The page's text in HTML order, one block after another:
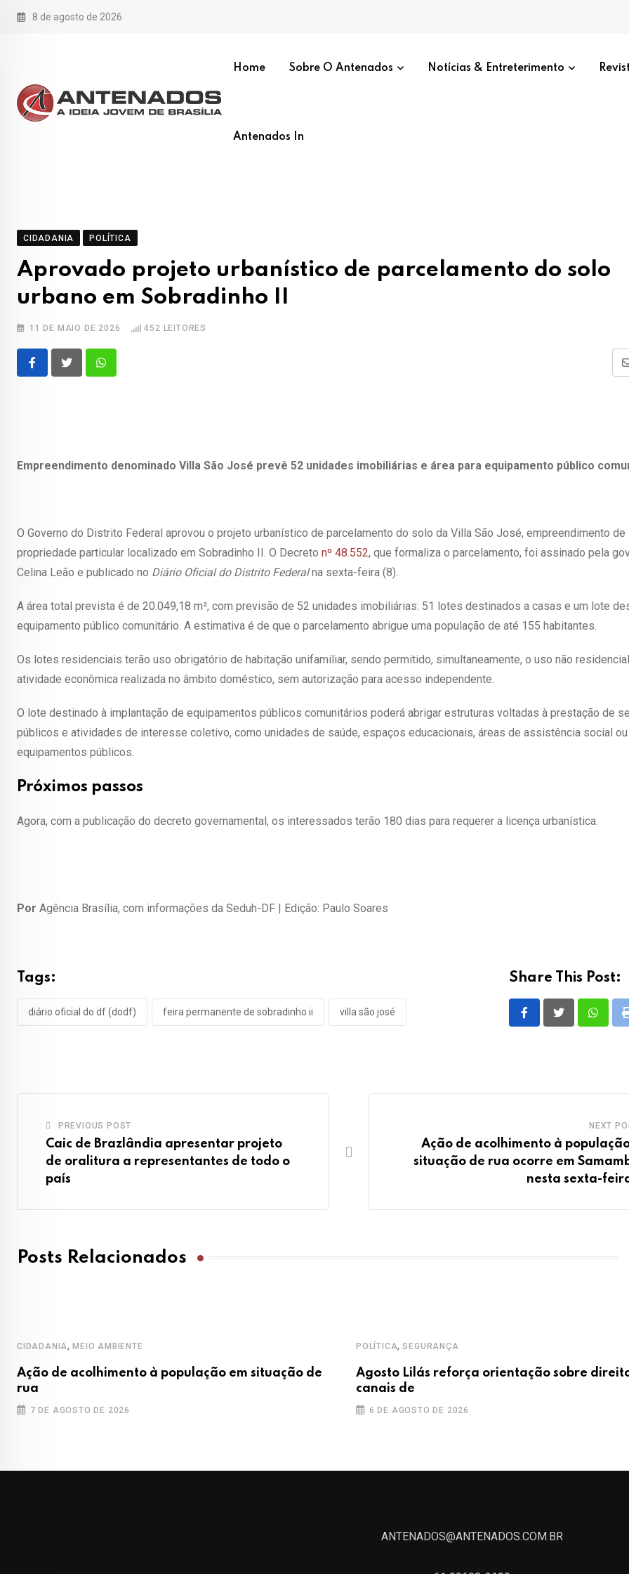
Skip
8 de agosto de 2026
Home Sobre O Antenados Notícias & Entreterimento
Antenados In
CIDADANIA POLÍTICA
Aprovado projeto urbanístico de parcelamento do solo
urbano em Sobradinho II
11 DE MAIO DE 2026 452 LEITORES
Whatsapp
Empreendimento denominado Villa São José prevê 52 unidades imobiliárias e área para equipamento público
O Governo do Distrito Federal aprovou o projeto urbanístico de parcelamento do solo da Villa São José, empreendimento de
propriedade particular localizado em Sobradinho II. O Decreto nº 48.552, que formaliza o parcelamento, foi assinado pela
Celina Leão e publicado no Diário Oficial do Distrito Federalna sexta-feira (8).
A área total prevista é de 20.049,18 m², com previsão de 52 unidades imobiliárias: 51 lotes destinados a casas e um lote
equipamento público comunitário. A estimativa é de que o parcelamento abrigue uma população de até 155 habitantes.
Os lotes residenciais terão uso obrigatório de habitação unifamiliar, sendo permitido, simultaneamente, o uso não
atividade econômica realizada no âmbito doméstico, sem autorização para acesso independente.
O lote destinado à implantação de equipamentos públicos comunitários poderá abrigar estruturas voltadas à prestação de
públicos e atividades de interesse coletivo, como unidades de saúde, espaços educacionais, áreas de assistência social
equipamentos públicos.
Próximos passos
Agora, com a publicação do decreto governamental, os interessados terão 180 dias para requerer a licença urbanística.
Por Agência Brasília, com informações da Seduh-DF | Edição: Paulo Soares
Tags:
diário oficial do df (dodf) feira permanente de sobradinho ii villa são josé
Share This Post:
PREVIOUS POST
Caic de Brazlândia apresentar projeto
de oralitura a representantes de todo o
país
NEXT
Ação de acolhimento à
situação de rua ocorre em
nesta sexta-
Posts Relacionados
CIDADANIA,MEIO AMBIENTE
Ação de acolhimento à população em situação de
rua
7 DE AGOSTO DE 2026
POLÍTICA,SEGURANÇA
Agosto Lilás reforça orientação sobre
canais de
6 DE AGOSTO DE 2026
ANTENADOS@ANTENADOS.COM.BR